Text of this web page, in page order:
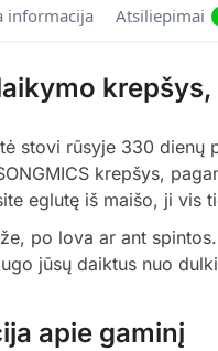
informacija Atsiliepimai
krepšys,
stovi rūsyje 330
krepšys,
eglutę iš maišo, ji vis
po lova ar ant
jūsų daiktus nuo
apie gaminį